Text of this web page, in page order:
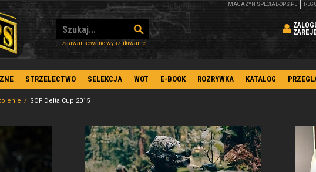
zaawansowane wyszukiwanie
MAGAZYN SPECIAL-OPS.PL
STRZELECTWO SELEKCJA WOT E-BOOK ROZRYWKA KATALOG
SOF Delta Cup 2015